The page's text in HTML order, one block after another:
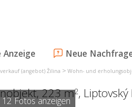
Anzeige Neue
(angebot) Žilina > Wohn- und
223 m2,
12 Fotos anzeigen